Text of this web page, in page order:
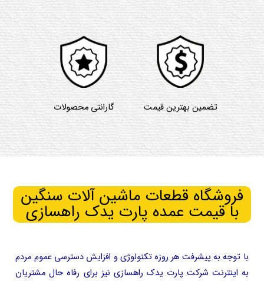
تضمین بهترین قیمت گارانتی محصولات
فروشگاه قطعات ماشین آلات سنگین
با قیمت عمده پارت یدک راهسازی
با توجه به پیشرفت هر روزه تکنولوژی و افزایش دسترسی عموم مردم
به اینترنت شرکت پارت یدک راهسازی نیز برای رفاه حال مشتریان